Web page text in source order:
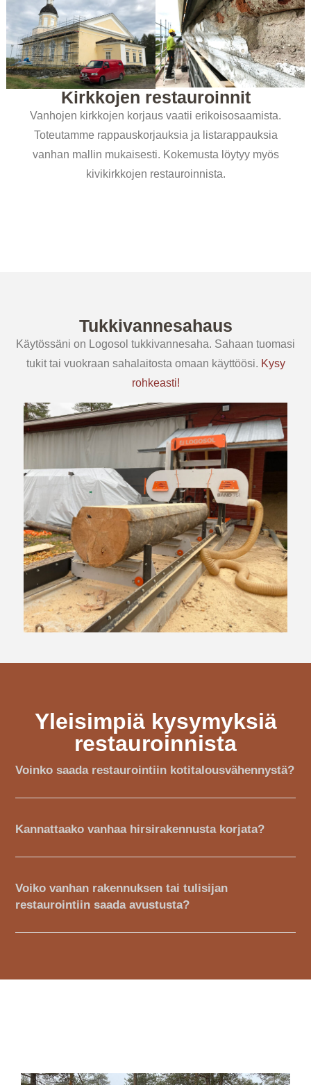
Kirkkojen restauroinnit
Vanhojen kirkkojen korjaus vaatii erikoisosaamista.
Toteutamme rappauskorjauksia ja listarappauksia
vanhan mallin mukaisesti. Kokemusta löytyy myös
kivikirkkojen restauroinnista.
Tukkivannesahaus
Käytössäni on Logosol tukkivannesaha. Sahaan tuomasi
tukit tai vuokraan sahalaitosta omaan käyttöösi. Kysy
rohkeasti!
Yleisimpiä kysymyksiä
restauroinnista
Voinko saada restaurointiin kotitalousvähennystä?
Kannattaako vanhaa hirsirakennusta korjata?
Voiko vanhan rakennuksen tai tulisijan
restaurointiin saada avustusta?